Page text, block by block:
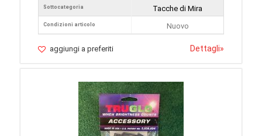
Sottocategoria
Condizioni articolo
Tacche di Mira
Nuovo
aggiungi a preferiti Dettagli»